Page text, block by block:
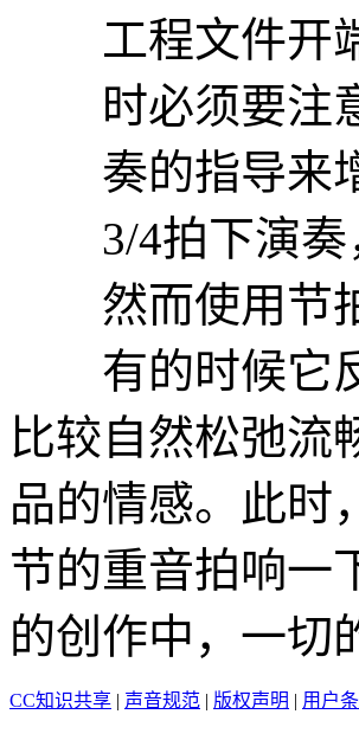
工程文件开端
时必须要注意
奏的指导来增
3/4拍下演奏
然而使用节拍
有的时候它反
比较自然松弛流
品的情感。此时
节的重音拍响一
的创作中，一切
CC知识共享 | 声音规范 | 版权声明 | 用户